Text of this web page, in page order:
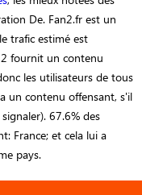
De. Fan2.fr est un
trafic estimé est
fournit un contenu
les utilisateurs de tous
un contenu offensant, s'il
67.6% des
France; et cela lui a
pays.